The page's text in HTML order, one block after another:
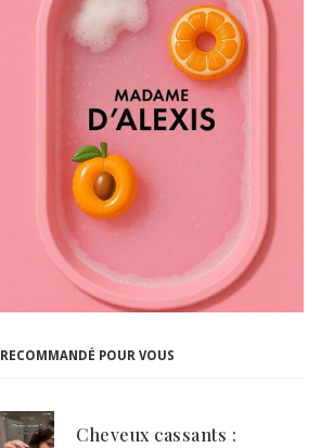
RECOMMANDÉ POUR VOUS
Cheveux cassants :